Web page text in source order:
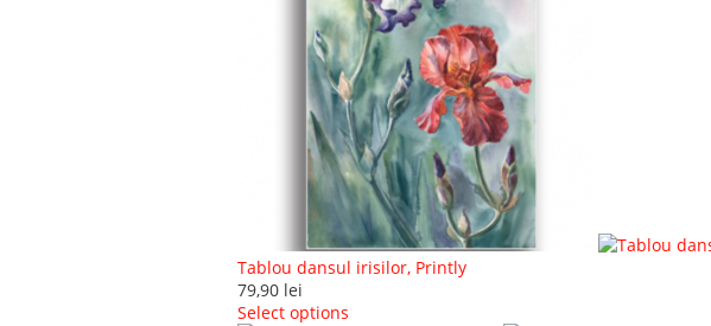
Tablou dansul irisilor, Printly
79,90 lei
Select options